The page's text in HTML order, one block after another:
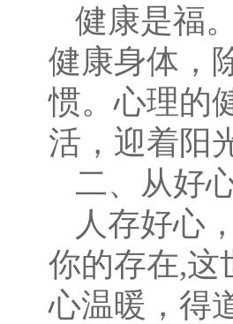
健康是福
健康身体，
惯。心理的
活，迎着阳
二、从好
人存好心
你的存在,这
心温暖，得